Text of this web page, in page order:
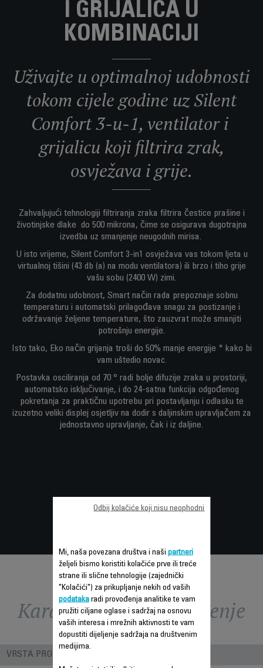
I GRIJALICA U
KOMBINACIJI
Uživajte u optimalnoj udobnosti
tokom cijele godine uz Silent
Comfort 3-u-1, ventilator i
grijalicu koji filtrira zrak,
osvježava i grije.
Zahvaljujući tehnologiji filtriranja zraka filtrira čestice prašine i
životinjske dlake do 500 mikrona, čime se osigurava dugotrajna
izvedba uz smanjenje neugodnih mirisa.
U isto vrijeme, Silent Comfort 3-in1 osvježava vas tokom ljeta u
virtualnoj tišini (43 db (a) na modu ventilatora) ili brzo i tiho grije
vašu sobu (2400 W) zimi.
Za dodatnu udobnost, Smart način rada prepoznaje sobnu
temperaturu i automatski prilagođava snagu za postizanje i
održavanje željene temperature, što zauzvrat može smanjiti
potrošnju energije.
Isto tako, Eko način grijanja troši do 50% manje energije * kako bi
vam uštedio novac.
Postavka osciliranja od 70 ° radi bolje difuzije zraka u prostoriji,
automatsko isključivanje, i do 24-satna funkcija odgođenog
pokretanja za praktičnu upotrebu pri postavljanju i odlasku te
izuzetno veliki displej osjetljiv na dodir s daljinskim upravljačem za
jednostavno upravljanje, čak i iz daljine.
Karakteristike - Poređenje
VRSTA PROIZVODA
Mi, naša povezana društva i naši partneri
željeli bismo koristiti kolačiće prve ili treće
strane ili slične tehnologije (zajednički
"Kolačići") za prikupljanje nekih od vaših
podatakaradi provođenja analitike te vam
pružiti ciljane oglase i sadržaj na osnovu
vaših interesa i mrežnih aktivnosti te vam
dopustiti dijeljenje sadržaja na društvenim
medijima.
Odbij kolačiće koji nisu neophodni